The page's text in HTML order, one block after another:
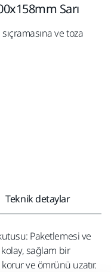
Sarı
ve toza
Teknik detaylar
Paketlemesi ve
kolay, sağlam bir
ve ömrünü uzatır.